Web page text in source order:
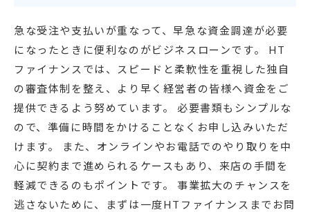
急な受注や支払いが重なって、早急な資金調達が必要
になったときに便利なのがビジネスローンです。 HT
ファイナンスでは、スピードと柔軟性を重視した独自
の審査体制を整え、より早く経営者の皆様へ資金をご
提供できるよう努めています。 必要書類もシンプルな
ので、準備に時間をかけることなくお申し込みいただ
けます。 また、オンラインやお電話でのやり取りを中
心に契約まで進められるケースもあり、来店の手間を
軽減できるのもポイントです。 事業拡大のチャンスを
逃さないために、まずは一度HTファイナンスまでお問